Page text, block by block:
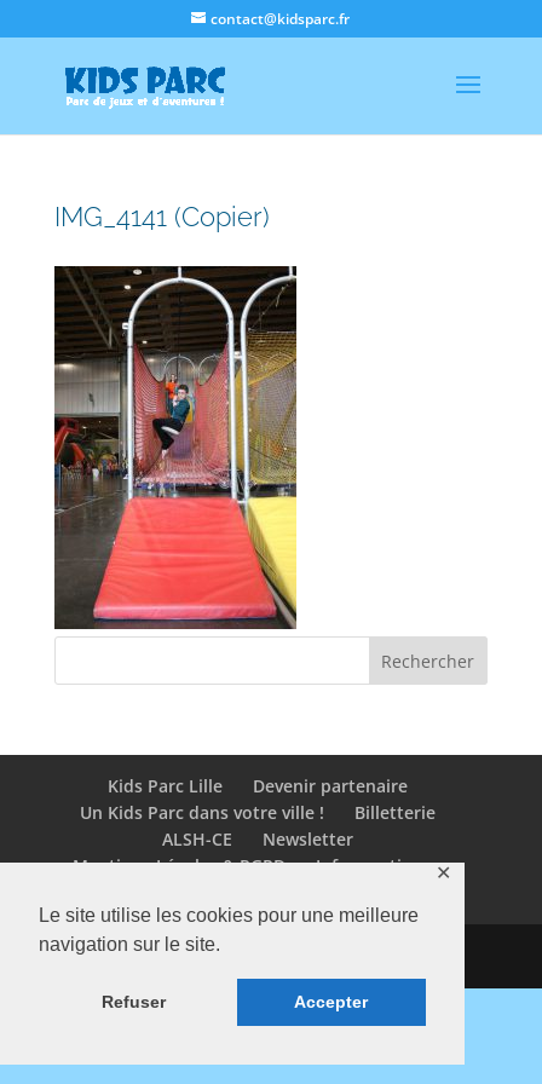
Le site utilise les cookies pour une meilleure
navigation sur le site.
Refuser Accepter
✕
contact@kidsparc.fr
IMG_4141 (Copier)
Kids Parc Lille
Devenir partenaire
Un Kids Parc dans votre ville !
Billetterie
ALSH-CE
Newsletter
Mentions Légales & RGPD
Infos pratiques